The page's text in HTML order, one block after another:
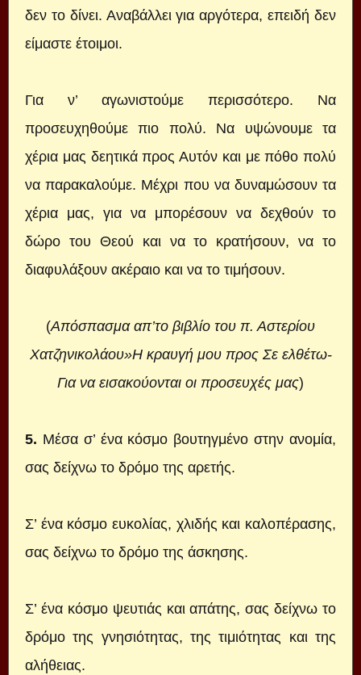
δεν το δίνει. Αναβάλλει για αργότερα, επειδή δεν
είμαστε έτοιμοι.
Για ν’ αγωνιστούμε περισσότερο. Να
προσευχηθούμε πιο πολύ. Να υψώνουμε τα
χέρια μας δεητικά προς Αυτόν και με πόθο πολύ
να παρακαλούμε. Μέχρι που να δυναμώσουν τα
χέρια μας, για να μπορέσουν να δεχθούν το
δώρο του Θεού και να το κρατήσουν, να το
διαφυλάξουν ακέραιο και να το τιμήσουν.
(Απόσπασμα απ’το βιβλίο του π. Αστερίου
Χατζηνικολάου»Η κραυγή μου προς Σε ελθέτω-
Για να εισακούονται οι προσευχές μας)
5. Μέσα σ’ ένα κόσμο βουτηγμένο στην ανομία,
σας δείχνω το δρόμο της αρετής.
Σ’ ένα κόσμο ευκολίας, χλιδής και καλοπέρασης,
σας δείχνω το δρόμο της άσκησης.
Σ’ ένα κόσμο ψευτιάς και απάτης, σας δείχνω το
δρόμο της γνησιότητας, της τιμιότητας και της
αλήθειας.